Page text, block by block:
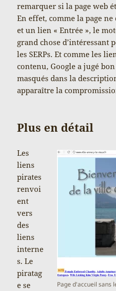
remarquer si la page web
En effet, comme la page
et un lien « Entrée », le
grand chose d’intéressant
les SERPs. Et comme les
contenu, Google a jugé
masqués dans la
apparaître la
Plus en détail
Page d'accueil sans
Les
liens
pirates
renvoi
ent
vers
des
liens
interne
s. Le
piratag
e se